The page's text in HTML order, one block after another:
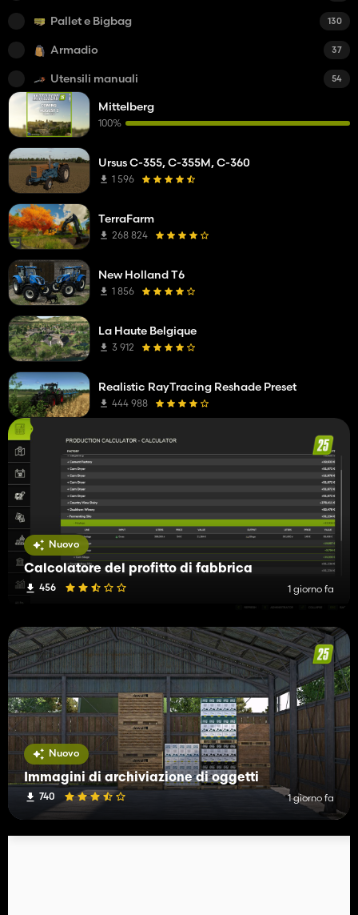
Nuovo
Calcolatore del profitto di fabbrica
456 1 giorno fa
Nuovo
Immagini di archiviazione di oggetti
740 1 giorno fa
Pallet e Bigbag 130
Armadio 37
Utensili manuali 54
Mittelberg
100%
Ursus C-355, C-355M, C-360
1 596
TerraFarm
268 824
New Holland T6
1 856
La Haute Belgique
3 912
Realistic RayTracing Reshade Preset
444 988